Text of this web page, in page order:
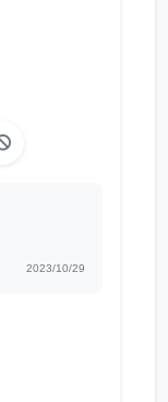
2023/10/29